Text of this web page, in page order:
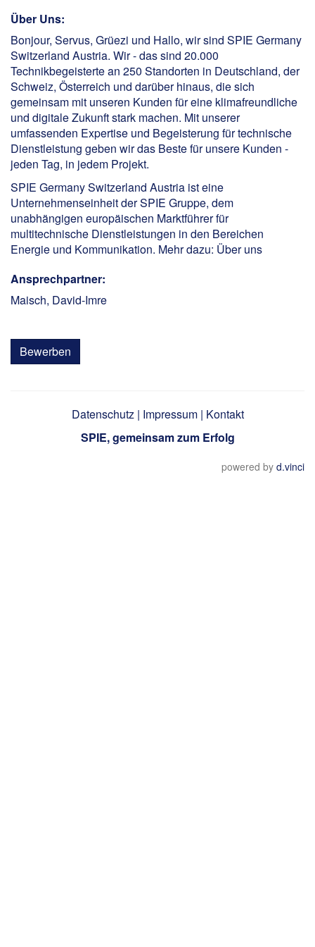
Über Uns:
Bonjour, Servus, Grüezi und Hallo, wir sind SPIE Germany
Switzerland Austria. Wir - das sind 20.000
Technikbegeisterte an 250 Standorten in Deutschland, der
Schweiz, Österreich und darüber hinaus, die sich
gemeinsam mit unseren Kunden für eine klimafreundliche
und digitale Zukunft stark machen. Mit unserer
umfassenden Expertise und Begeisterung für technische
Dienstleistung geben wir das Beste für unsere Kunden -
jeden Tag, in jedem Projekt.
SPIE Germany Switzerland Austria ist eine
Unternehmenseinheit der SPIE Gruppe, dem
unabhängigen europäischen Marktführer für
multitechnische Dienstleistungen in den Bereichen
Energie und Kommunikation. Mehr dazu: Über uns
Ansprechpartner:
Maisch, David-Imre
Bewerben
Datenschutz| Impressum| Kontakt
SPIE, gemeinsam zum Erfolg
powered by d.vinci